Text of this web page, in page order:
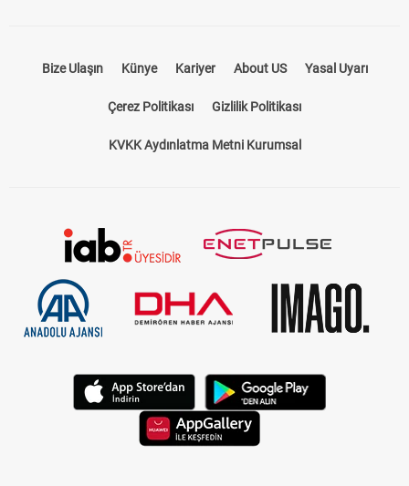
Bize Ulaşın Künye Kariyer About US Yasal Uyarı
Çerez Politikası Gizlilik Politikası
KVKK Aydınlatma Metni Kurumsal